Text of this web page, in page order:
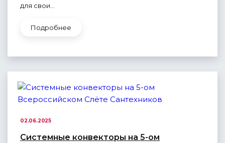
для свои...
Подробнее
02.06.2025
Системные конвекторы на 5-ом